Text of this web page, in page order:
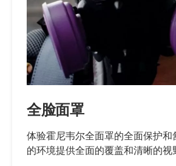
全脸面罩
体验霍尼韦尔全面罩的全面保护和
的环境提供全面的覆盖和清晰的视